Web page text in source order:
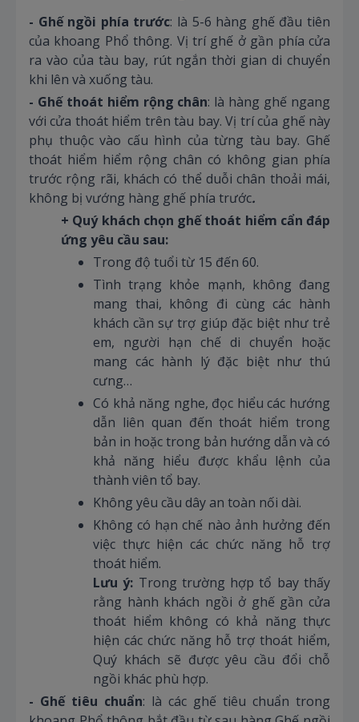
- Ghế ngồi phía trước: là 5-6 hàng ghế đầu tiên
của khoang Phổ thông. Vị trí ghế ở gần phía cửa
ra vào của tàu bay, rút ngắn thời gian di chuyển
khi lên và xuống tàu.
- Ghế thoát hiểm rộng chân: là hàng ghế ngang
với cửa thoát hiểm trên tàu bay. Vị trí của ghế này
phụ thuộc vào cấu hình của từng tàu bay. Ghế
thoát hiểm hiểm rộng chân có không gian phía
trước rộng rãi, khách có thể duỗi chân thoải mái,
không bị vướng hàng ghế phía trước.
+ Quý khách chọn ghế thoát hiểm cẩn đáp
ứng yêu cầu sau:
Trong độ tuổi từ 15 đến 60.
Tình trạng khỏe mạnh, không đang
mang thai, không đi cùng các hành
khách cần sự trợ giúp đặc biệt như trẻ
em, người hạn chế di chuyển hoặc
mang các hành lý đặc biệt như thú
cưng…
Có khả năng nghe, đọc hiểu các hướng
dẫn liên quan đến thoát hiểm trong
bản in hoặc trong bản hướng dẫn và có
khả năng hiểu được khẩu lệnh của
thành viên tổ bay.
Không yêu cầu dây an toàn nối dài.
Không có hạn chế nào ảnh hưởng đến
việc thực hiện các chức năng hỗ trợ
thoát hiểm.
Lưu ý: Trong trường hợp tổ bay thấy
rằng hành khách ngồi ở ghế gần cửa
thoát hiểm không có khả năng thực
hiện các chức năng hỗ trợ thoát hiểm,
Quý khách sẽ được yêu cầu đổi chỗ
ngồi khác phù hợp.
- Ghế tiêu chuẩn: là các ghế tiêu chuẩn trong